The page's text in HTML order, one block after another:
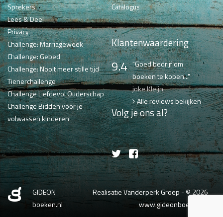
Sprekers
Lees & Deel
Privacy
Challenge: Marriageweek
Challenge: Gebed
Challenge: Nooit meer stille tijd
Tienerchallenge
Challenge Liefdevol Ouderschap
Challenge Bidden voor je
volwassen kinderen
Catalogus
Klantenwaardering
9.4 "Goed bedrijf om
boeken te kopen..."
joke Kleijn
Alle reviews bekijken
Volg je ons al?
GIDEON
boeken.nl
Realisatie Vanderperk Groep - © 2026
www.gideonboeken.nl